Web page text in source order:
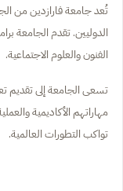
تُعد جامعة فارازدين من
الدوليين. تقدم الجامعة
الفنون والعلوم الاجتماعية.
تسعى الجامعة إلى تقديم
مهاراتهم الأكاديمية
تواكب التطورات العالمية.